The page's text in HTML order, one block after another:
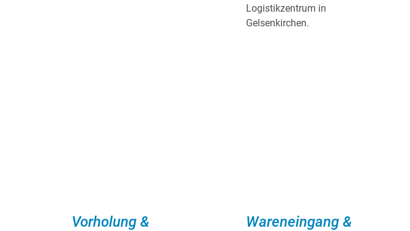
Logistikzentrum in
Gelsenkirchen.
Vorholung &
Wareneingang &